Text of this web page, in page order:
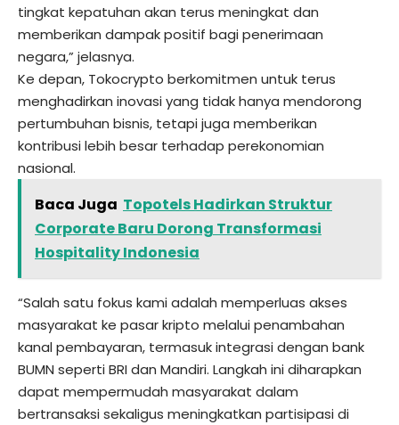
tingkat kepatuhan akan terus meningkat dan
memberikan dampak positif bagi penerimaan
negara,” jelasnya.
Ke depan, Tokocrypto berkomitmen untuk terus
menghadirkan inovasi yang tidak hanya mendorong
pertumbuhan bisnis, tetapi juga memberikan
kontribusi lebih besar terhadap perekonomian
nasional.
Baca Juga Topotels Hadirkan Struktur
Corporate Baru Dorong Transformasi
Hospitality Indonesia
“Salah satu fokus kami adalah memperluas akses
masyarakat ke pasar kripto melalui penambahan
kanal pembayaran, termasuk integrasi dengan bank
BUMN seperti BRI dan Mandiri. Langkah ini diharapkan
dapat mempermudah masyarakat dalam
bertransaksi sekaligus meningkatkan partisipasi di